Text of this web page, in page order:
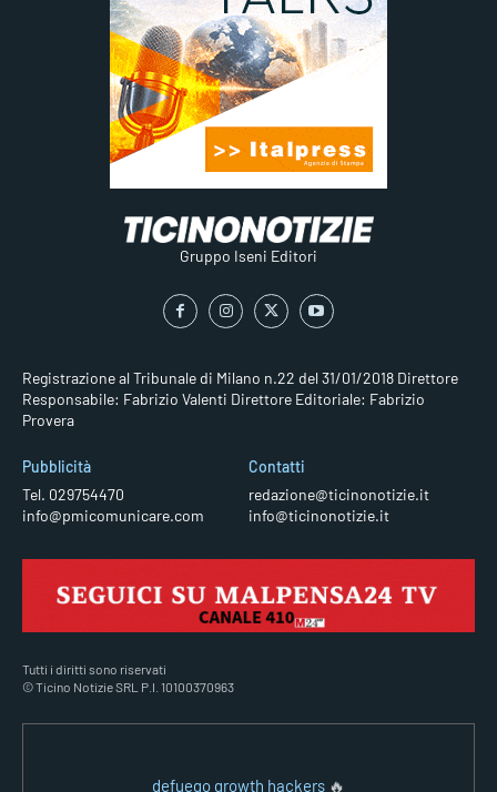
Gruppo Iseni Editori
Registrazione al Tribunale di Milano n.22 del 31/01/2018 Direttore
Responsabile: Fabrizio Valenti Direttore Editoriale: Fabrizio
Provera
Pubblicità
Tel. 029754470
info@pmicomunicare.com
Contatti
redazione@ticinonotizie.it
info@ticinonotizie.it
Tutti i diritti sono riservati
© Ticino Notizie SRL P.I. 10100370963
defuego growth hackers 🔥